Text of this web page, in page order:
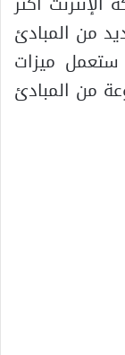
من المبادئ
ستعمل ميزات
من المبادئ